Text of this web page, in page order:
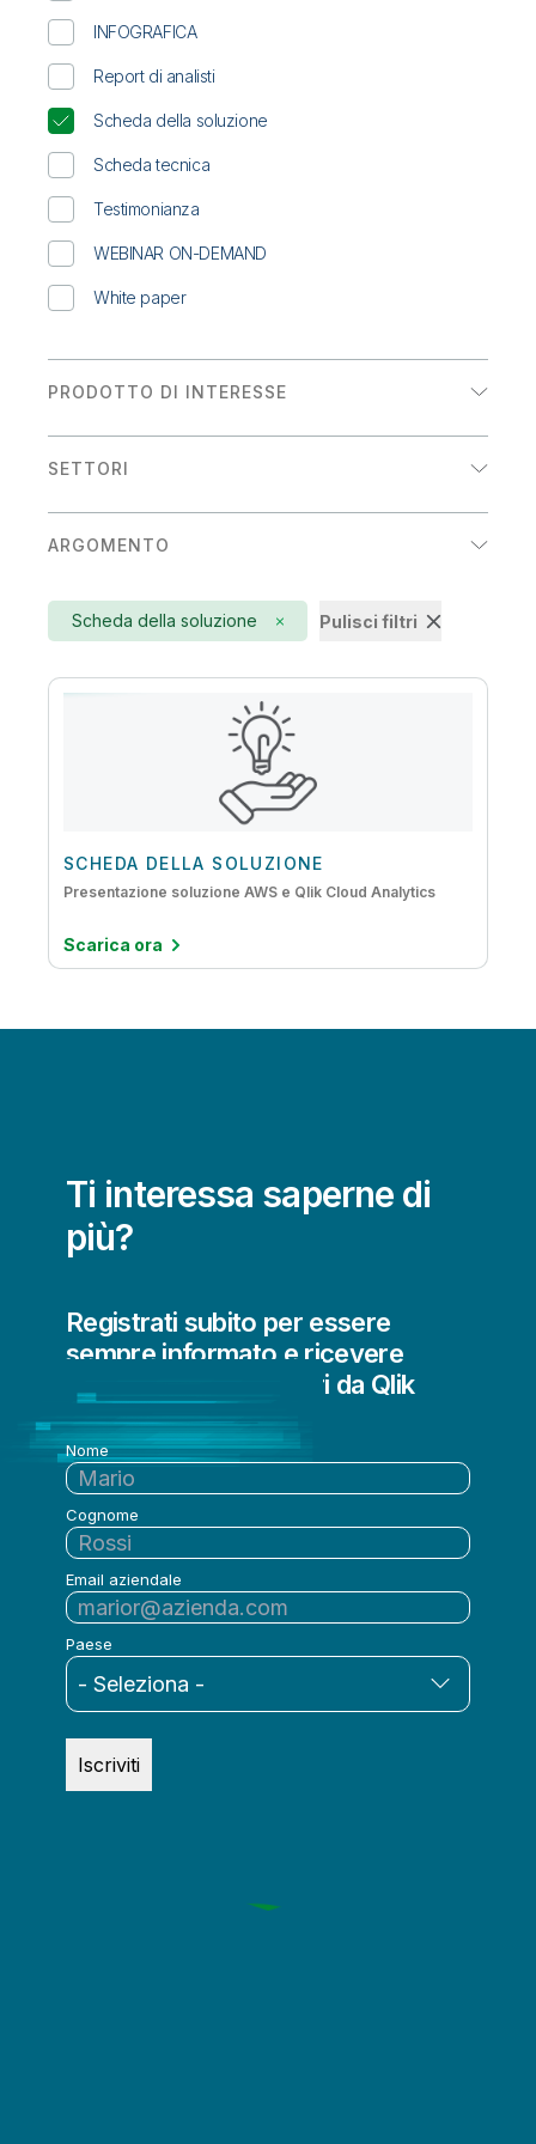
Documentazione di prodotto
Sedi nel mondo
Qlik
Talend
INFOGRAFICA
Report di analisti
Scheda della soluzione
Scheda tecnica
Testimonianza
WEBINAR ON-DEMAND
White paper
PRODOTTO DI INTERESSE
Analytics
SETTORI
Energia e servizi di pubblica utilità
Prodotti di consumo
Servizi finanziari
ARGOMENTO
Analytics aumentate
Automatizzazione del data warehouse
Creazione di data lake
Dal mainframe al cloud
Data Literacy
DataOps
IoT Analytics
Scheda della soluzione Pulisci filtri
SCHEDA DELLA SOLUZIONE
Presentazione soluzione AWS e Qlik Cloud Analytics
Scarica ora
Ti interessa saperne di
più?
Registrati subito per essere
sempre informato e ricevere
aggiornamenti regolari da Qlik
Nome
Cognome
Email aziendale
Paese
Iscriviti